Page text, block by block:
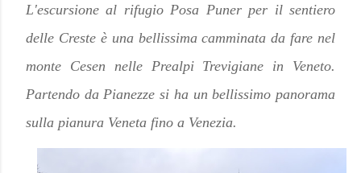
L'escursione al rifugio Posa Puner per il sentiero
delle Creste è una bellissima camminata da fare nel
monte Cesen nelle Prealpi Trevigiane in Veneto.
Partendo da Pianezze si ha un bellissimo panorama
sulla pianura Veneta fino a Venezia.